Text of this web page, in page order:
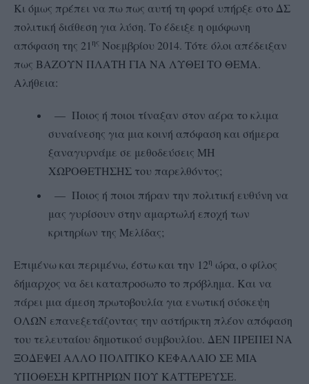
Κι όμως πρέπει να πω πως αυτή τη φορά υπήρξε στο ΔΣ
πολιτική διάθεση για λύση. Το έδειξε η ομόφωνη
απόφαση της 21 ης Νοεμβρίου 2014. Τότε όλοι απέδειξαν
πως ΒΑΖΟΥΝ ΠΛΑΤΗ ΓΙΑ ΝΑ ΛΥΘΕΙ ΤΟ ΘΕΜΑ.
Αλήθεια:
— Ποιος ή ποιοι τίναξαν στον αέρα το κλιμα
συναίνεσης για μια κοινή απόφαση και σήμερα
ξαναγυρνάμε σε μεθοδεύσεις ΜΗ
ΧΩΡΟΘΕΤΗΣΗΣ του παρελθόντος;
— Ποιος ή ποιοι πήραν την πολιτική ευθύνη να
μας γυρίσουν στην αμαρτωλή εποχή των
κριτηρίων της Μελίδας;
Επιμένω και περιμένω, έστω και την 12η ώρα, ο φίλος
δήμαρχος να δει καταπροσωπο το πρόβλημα. Και να
πάρει μια άμεση πρωτοβουλία για ενωτική σύσκεψη
ΟΛΩΝ επανεξετάζοντας την αστήρικτη πλέον απόφαση
του τελευταίου δημοτικού συμβουλίου. ΔΕΝ ΠΡΕΠΕΙ ΝΑ
ΞΟΔΕΨΕΙ ΑΛΛΟ ΠΟΛΙΤΙΚΟ ΚΕΦΑΛΑΙΟ ΣΕ ΜΙΑ
ΥΠΟΘΕΣΗ ΚΡΙΤΗΡΙΩΝ ΠΟΥ ΚΑΤΤΕΡΕΥΣΕ.